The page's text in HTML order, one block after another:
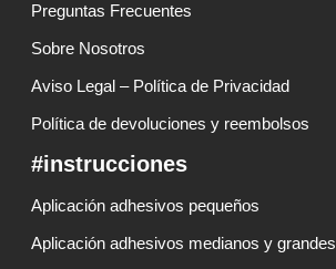
Preguntas Frecuentes
Sobre Nosotros
Aviso Legal – Política de Privacidad
Política de devoluciones y reembolsos
#instrucciones
Aplicación adhesivos pequeños
Aplicación adhesivos medianos y grandes